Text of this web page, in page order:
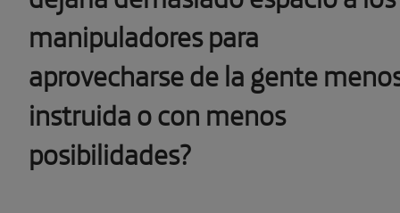
manipuladores para
aprovecharse de la gente
instruida o con menos
posibilidades?